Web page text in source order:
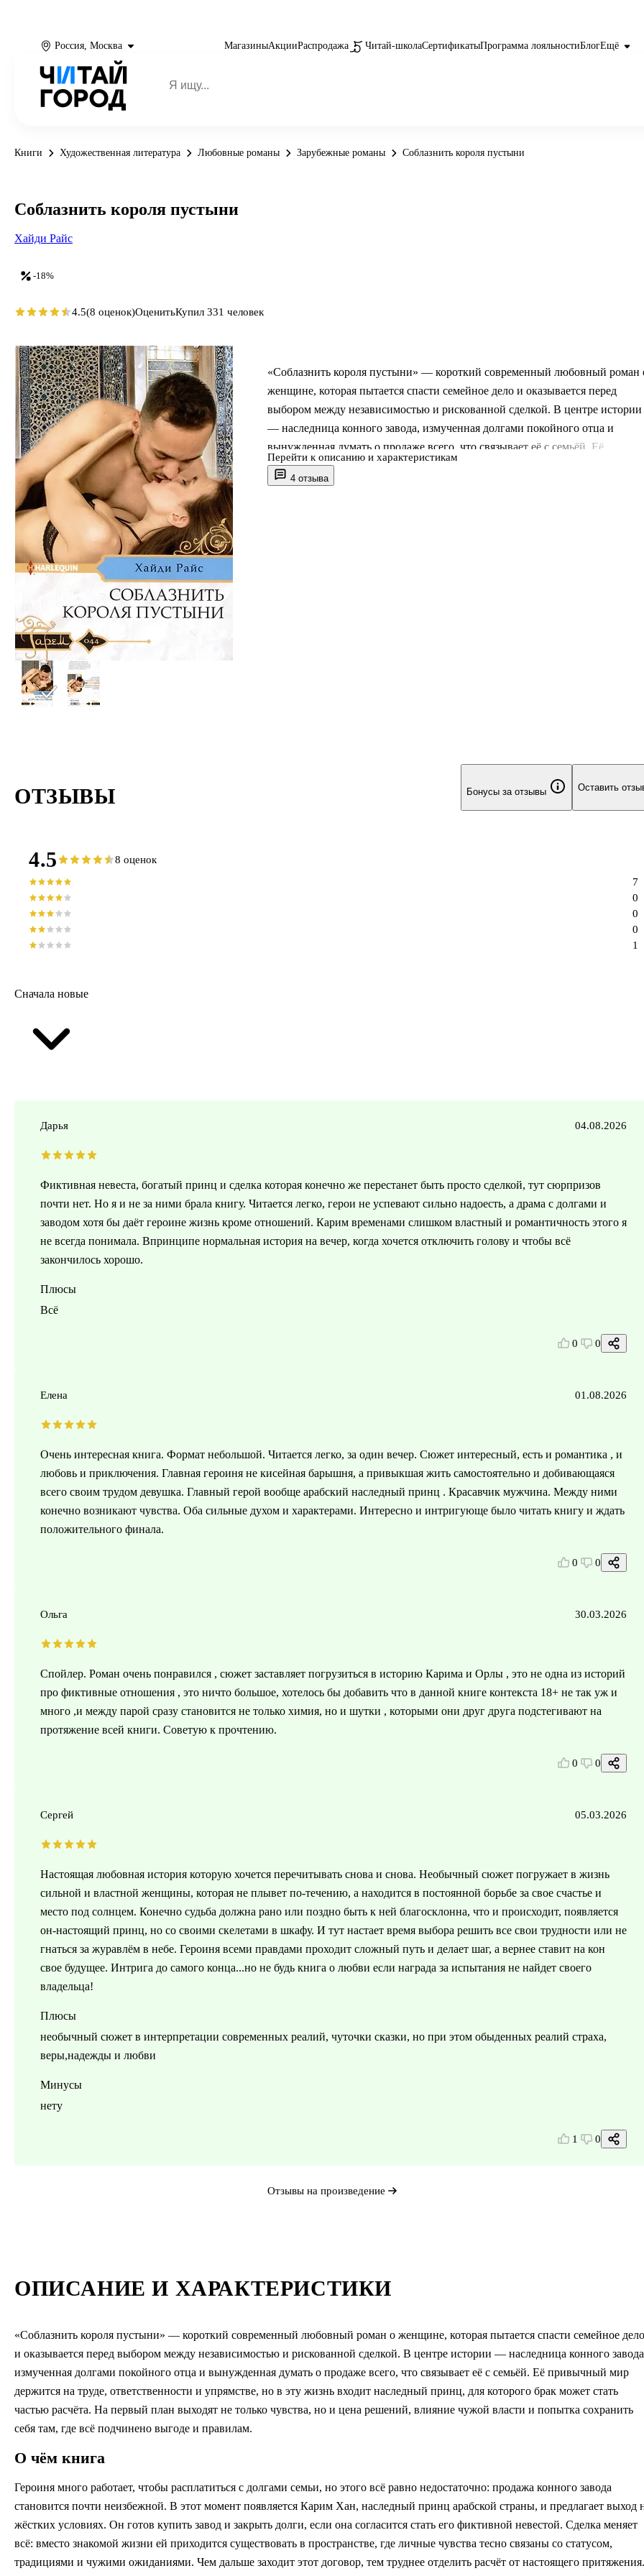
Россия, Москва МагазиныАкцииРаспродажа Читай-школаСертификатыПрограмма лояльностиБлогЕщё
Книги Художественная литература Любовные романы Зарубежные романы Соблазнить короля пустыни
4 отзыва
«Соблазнить короля пустыни» — короткий современный любовный роман
женщине, которая пытается спасти семейное дело и оказывается перед
выбором между независимостью и рискованной сделкой. В центре истории
— наследница конного завода, измученная долгами покойного отца и
вынужденная думать о продаже всего, что связывает её с семьёй. Её
привычный мир держится на труде, ответственности и упрямстве, но в эту
жизнь входит наследный принц, для которого брак может стать частью
Перейти к описанию и характеристикам
-18%
Соблазнить короля пустыни
Хайди Райс
4.5(8 оценок)ОценитьКупил 331 человек
ОПИСАНИЕ И ХАРАКТЕРИСТИКИ
«Соблазнить короля пустыни» — короткий современный любовный роман о женщине, которая пытается спасти семейное дело
и оказывается перед выбором между независимостью и рискованной сделкой. В центре истории — наследница конного
измученная долгами покойного отца и вынужденная думать о продаже всего, что связывает её с семьёй. Её привычный мир
держится на труде, ответственности и упрямстве, но в эту жизнь входит наследный принц, для которого брак может стать
частью расчёта. На первый план выходят не только чувства, но и цена решений, влияние чужой власти и попытка сохранить
себя там, где всё подчинено выгоде и правилам.
О чём книга
Героиня много работает, чтобы расплатиться с долгами семьи, но этого всё равно недостаточно: продажа конного завода
становится почти неизбежной. В этот момент появляется Карим Хан, наследный принц арабской страны, и предлагает выход
жёстких условиях. Он готов купить завод и закрыть долги, если она согласится стать его фиктивной невестой. Сделка меняет
всё: вместо знакомой жизни ей приходится существовать в пространстве, где личные чувства тесно связаны со статусом,
традициями и чужими ожиданиями. Чем дальше заходит этот договор, тем труднее отделить расчёт от настоящего притяжения.
ОТЗЫВЫ Бонусы за отзывы Оставить
4.5 8 оценок
1
0
0
0
7
Сначала новые
Дарья 04.08.2026
Фиктивная невеста, богатый принц и сделка которая конечно же перестанет быть просто сделкой, тут сюрпризов
почти нет. Но я и не за ними брала книгу. Читается легко, герои не успевают сильно надоесть, а драма с долгами и
заводом хотя бы даёт героине жизнь кроме отношений. Карим временами слишком властный и романтичность этого я
не всегда понимала. Впринципе нормальная история на вечер, когда хочется отключить голову и чтобы всё
закончилось хорошо.
Плюсы
Всё
0 0
Елена 01.08.2026
Очень интересная книга. Формат небольшой. Читается легко, за один вечер. Сюжет интересный, есть и романтика , и
любовь и приключения. Главная героиня не кисейная барышня, а привыкшая жить самостоятельно и добивающаяся
всего своим трудом девушка. Главный герой вообще арабский наследный принц . Красавчик мужчина. Между ними
конечно возникают чувства. Оба сильные духом и характерами. Интересно и интригующе было читать книгу и ждать
положительного финала.
0 0
Ольга 30.03.2026
Спойлер. Роман очень понравился , сюжет заставляет погрузиться в историю Карима и Орлы , это не одна из историй
про фиктивные отношения , это ничто большое, хотелось бы добавить что в данной книге контекста 18+ не так уж и
много ,и между парой сразу становится не только химия, но и шутки , которыми они друг друга подстегивают на
протяжение всей книги. Советую к прочтению.
0 0
Сергей 05.03.2026
Настоящая любовная история которую хочется перечитывать снова и снова. Необычный сюжет погружает в жизнь
сильной и властной женщины, которая не плывет по-течению, а находится в постоянной борьбе за свое счастье и
место под солнцем. Конечно судьба должна рано или поздно быть к ней благосклонна, что и происходит, появляется
он-настоящий принц, но со своими скелетами в шкафу. И тут настает время выбора решить все свои трудности или не
гнаться за журавлём в небе. Героиня всеми правдами проходит сложный путь и делает шаг, а вернее ставит на кон
свое будущее. Интрига до самого конца...но не будь книга о любви если награда за испытания не найдет своего
владельца!
Плюсы
необычный сюжет в интерпретации современных реалий, чуточки сказки, но при этом обыденных реалий страха,
веры,надежды и любви
Минусы
нету
1 0
Отзывы на произведение